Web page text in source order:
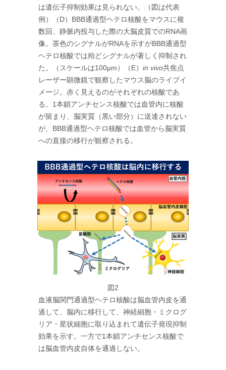
は遺伝子抑制効果は見られない。（図は代表
例）（D）BBB通過型ヘテロ核酸をマウスに複
数回、静脈内投与した際の大脳皮質でのRNA画
像。茶色のシグナルがRNAを示すがBBB通過型
ヘテロ核酸では殆どシグナルが著しく抑制され
た。（スケールは100μm）（E）in vivo共焦点
レーザー顕微鏡で観察したマウス脳のライブイ
メージ。赤く見えるのがそれぞれの核酸であ
る。1本鎖アンチセンス核酸では血管内に核酸
が留まり、脳実質（黒い部分）に送達されない
が、BBB通過型ヘテロ核酸では血管から脳実質
への直接の移行が観察される。
図2
血液脳関門通過型ヘテロ核酸は脳血管内皮を通
過して、脳内に移行して、神経細胞・ミクログ
リア・星状細胞に取り込まれて遺伝子発現抑制
効果を示す。一方で1本鎖アンチセンス核酸で
は脳血管内皮自体を通過しない。